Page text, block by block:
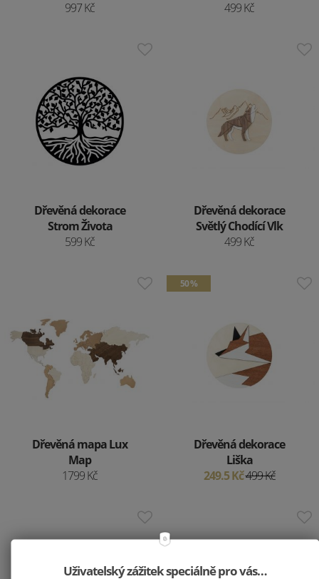
997 Kč
499 Kč
Dřevěná dekorace
Strom Života
599 Kč
Dřevěná dekorace
Světlý Chodící Vlk
499 Kč
Dřevěná mapa Lux
Map
1799 Kč
50 %
Dřevěná dekorace
Liška
249.5 Kč499 Kč
Uživatelský zážitek speciálně pro vás…